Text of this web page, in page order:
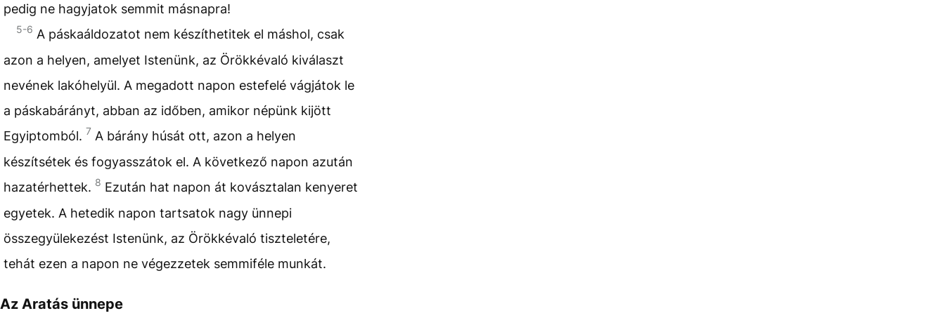
pedig ne hagyjatok semmit másnapra!
5-6 A páskaáldozatot nem készíthetitek el máshol, csak
azon a helyen, amelyet Istenünk, az Örökkévaló kiválaszt
nevének lakóhelyül. A megadott napon estefelé vágjátok le
a páskabárányt, abban az időben, amikor népünk kijött
Egyiptomból. 7 A bárány húsát ott, azon a helyen
készítsétek és fogyasszátok el. A következő napon azután
hazatérhettek. 8 Ezután hat napon át kovásztalan kenyeret
egyetek. A hetedik napon tartsatok nagy ünnepi
összegyülekezést Istenünk, az Örökkévaló tiszteletére,
tehát ezen a napon ne végezzetek semmiféle munkát.
Az Aratás ünnepe